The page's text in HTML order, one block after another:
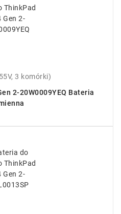
3 komórki)
2-20W0009YEQ Bateria